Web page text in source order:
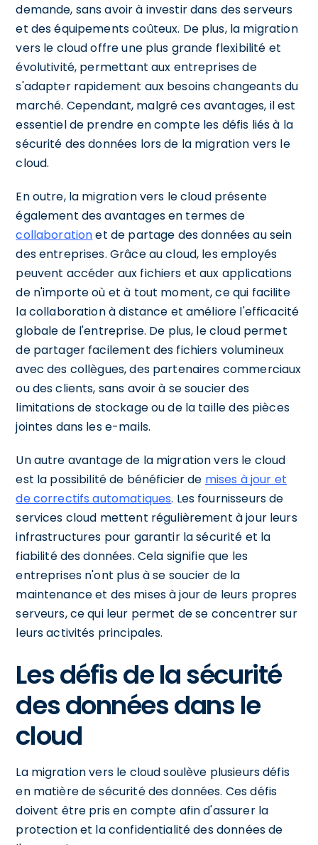
demande, sans avoir à investir dans des serveurs
et des équipements coûteux. De plus, la migration
vers le cloud offre une plus grande flexibilité et
évolutivité, permettant aux entreprises de
s'adapter rapidement aux besoins changeants du
marché. Cependant, malgré ces avantages, il est
essentiel de prendre en compte les défis liés à la
sécurité des données lors de la migration vers le
cloud.
En outre, la migration vers le cloud présente
également des avantages en termes de
collaborationet de partage des données au sein
des entreprises. Grâce au cloud, les employés
peuvent accéder aux fichiers et aux applications
de n'importe où et à tout moment, ce qui facilite
la collaboration à distance et améliore l'efficacité
globale de l'entreprise. De plus, le cloud permet
de partager facilement des fichiers volumineux
avec des collègues, des partenaires commerciaux
ou des clients, sans avoir à se soucier des
limitations de stockage ou de la taille des pièces
jointes dans les e-mails.
Un autre avantage de la migration vers le cloud
est la possibilité de bénéficier de mises à jour et
de correctifs automatiques. Les fournisseurs de
services cloud mettent régulièrement à jour leurs
infrastructures pour garantir la sécurité et la
fiabilité des données. Cela signifie que les
entreprises n'ont plus à se soucier de la
maintenance et des mises à jour de leurs propres
serveurs, ce qui leur permet de se concentrer sur
leurs activités principales.
Les défis de la sécurité
des données dans le
cloud
La migration vers le cloud soulève plusieurs défis
en matière de sécurité des données. Ces défis
doivent être pris en compte afin d'assurer la
protection et la confidentialité des données de